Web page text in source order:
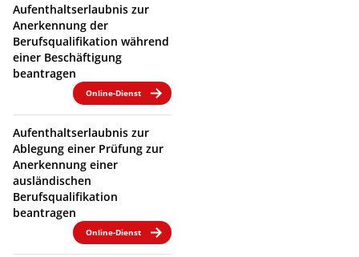
Aufenthaltserlaubnis zur
Anerkennung der
Berufsqualifikation während
einer Beschäftigung
beantragen
Online-Dienst
Aufenthaltserlaubnis zur
Ablegung einer Prüfung zur
Anerkennung einer
ausländischen
Berufsqualifikation
beantragen
Online-Dienst